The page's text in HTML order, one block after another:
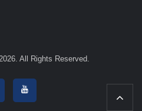
All Rights Reserved.